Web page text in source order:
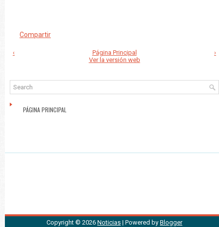
Compartir
‹ ›
Página Principal
Ver la versión web
PÁGINA PRINCIPAL
Copyright © 2026 Noticias | Powered by Blogger